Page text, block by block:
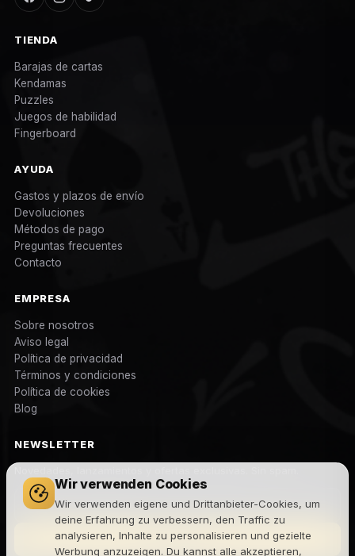
Wir verwenden Cookies
Wir verwenden eigene und Drittanbieter-Cookies, um
deine Erfahrung zu verbessern, den Traffic zu
analysieren, Inhalte zu personalisieren und gezielte
Werbung anzuzeigen. Du kannst alle akzeptieren,
TIENDA
Barajas de cartas
Kendamas
Puzzles
Juegos de habilidad
Fingerboard
AYUDA
Gastos y plazos de envío
Devoluciones
Métodos de pago
Preguntas frecuentes
Contacto
EMPRESA
Sobre nosotros
Aviso legal
Política de privacidad
Términos y condiciones
Política de cookies
Blog
NEWSLETTER
Suscribirme